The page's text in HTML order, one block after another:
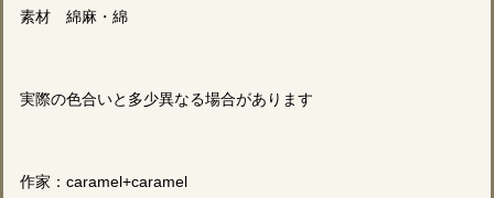
素材 綿麻・綿
実際の色合いと多少異なる場合があります
作家：caramel+caramel